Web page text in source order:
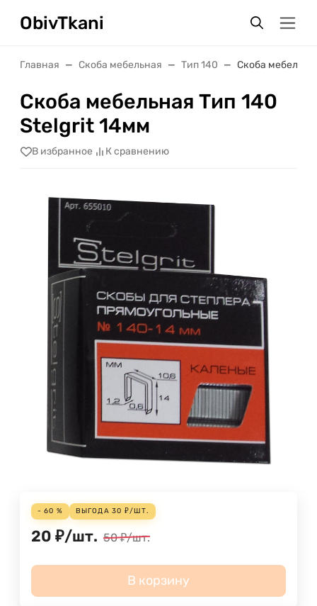
ObivTkani
Главная Скоба мебельная Тип 140 Скоба
Скоба мебельная Тип 140
Stelgrit 14мм
В избранное К сравнению
- 60 % ВЫГОДА 30 ₽/ШТ.
20 ₽/шт. 50 ₽/шт.
В корзину